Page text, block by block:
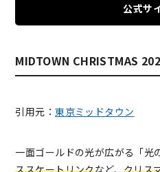
公式サ
MIDTOWN CHRISTMAS
引用元：東京ミッドタウン
一面ゴールドの光が広がる「光